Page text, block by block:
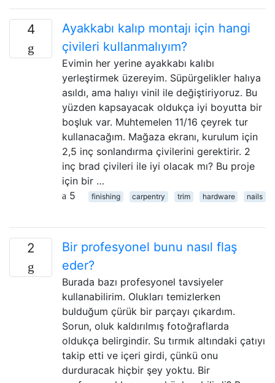
4
Ayakkabı kalıp montajı için hangi
çivileri kullanmalıyım?
Evimin her yerine ayakkabı kalıbı
yerleştirmek üzereyim. Süpürgelikler halıya
asıldı, ama halıyı vinil ile değiştiriyoruz. Bu
yüzden kapsayacak oldukça iyi boyutta bir
boşluk var. Muhtemelen 11/16 çeyrek tur
kullanacağım. Mağaza ekranı, kurulum için
2,5 inç sonlandırma çivilerini gerektirir. 2
inç brad çivileri ile iyi olacak mı? Bu proje
için bir …
5
finishing carpentry trim hardware nails
2
Bir profesyonel bunu nasıl flaş
eder?
Burada bazı profesyonel tavsiyeler
kullanabilirim. Olukları temizlerken
bulduğum çürük bir parçayı çıkardım.
Sorun, oluk kaldırılmış fotoğraflarda
oldukça belirgindir. Su tırmık altındaki çatıyı
takip etti ve içeri girdi, çünkü onu
durduracak hiçbir şey yoktu. Bir